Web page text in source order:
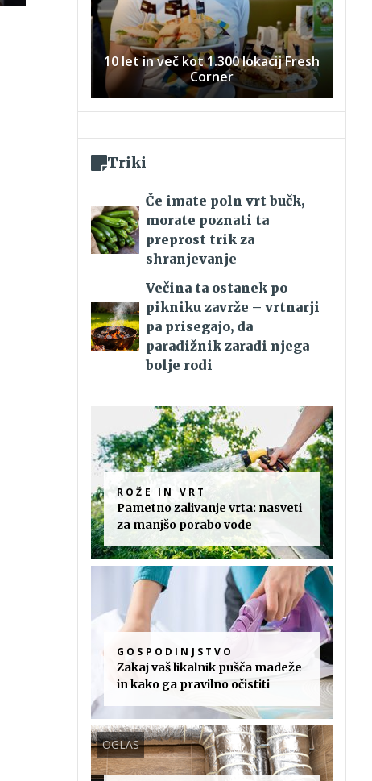
10 let in več kot 1.300 lokacij Fresh
Corner
Triki
Če imate poln vrt bučk,
morate poznati ta
preprost trik za
shranjevanje
Večina ta ostanek po
pikniku zavrže – vrtnarji
pa prisegajo, da
paradižnik zaradi njega
bolje rodi
ROŽE IN VRT
Pametno zalivanje vrta: nasveti
za manjšo porabo vode
GOSPODINJSTVO
Zakaj vaš likalnik pušča madeže
in kako ga pravilno očistiti
OGLAS